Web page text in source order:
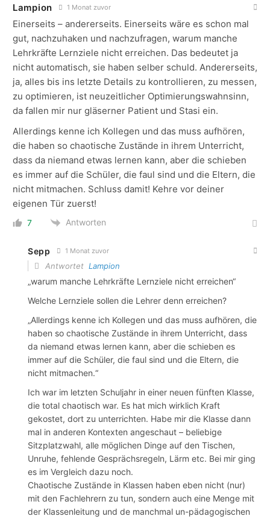
Lampion 1 Monat zuvor
Einerseits – andererseits. Einerseits wäre es schon mal
gut, nachzuhaken und nachzufragen, warum manche
Lehrkräfte Lernziele nicht erreichen. Das bedeutet ja
nicht automatisch, sie haben selber schuld. Andererseits,
ja, alles bis ins letzte Details zu kontrollieren, zu messen,
zu optimieren, ist neuzeitlicher Optimierungswahnsinn,
da fallen mir nur gläserner Patient und Stasi ein.
Allerdings kenne ich Kollegen und das muss aufhören,
die haben so chaotische Zustände in ihrem Unterricht,
dass da niemand etwas lernen kann, aber die schieben
es immer auf die Schüler, die faul sind und die Eltern, die
nicht mitmachen. Schluss damit! Kehre vor deiner
eigenen Tür zuerst!
7 Antworten
Sepp 1 Monat zuvor
Antwortet Lampion
„warum manche Lehrkräfte Lernziele nicht erreichen“
Welche Lernziele sollen die Lehrer denn erreichen?
„Allerdings kenne ich Kollegen und das muss aufhören, die
haben so chaotische Zustände in ihrem Unterricht, dass
da niemand etwas lernen kann, aber die schieben es
immer auf die Schüler, die faul sind und die Eltern, die
nicht mitmachen.“
Ich war im letzten Schuljahr in einer neuen fünften Klasse,
die total chaotisch war. Es hat mich wirklich Kraft
gekostet, dort zu unterrichten. Habe mir die Klasse dann
mal in anderen Kontexten angeschaut – beliebige
Sitzplatzwahl, alle möglichen Dinge auf den Tischen,
Unruhe, fehlende Gesprächsregeln, Lärm etc. Bei mir ging
es im Vergleich dazu noch.
Chaotische Zustände in Klassen haben eben nicht (nur)
mit den Fachlehrern zu tun, sondern auch eine Menge mit
der Klassenleitung und de manchmal un-pädagogischen